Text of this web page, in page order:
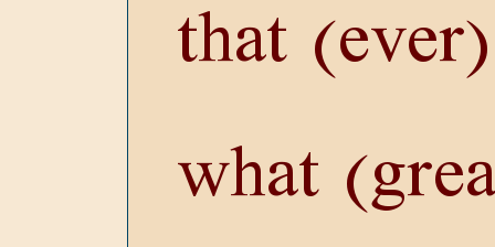
that
what